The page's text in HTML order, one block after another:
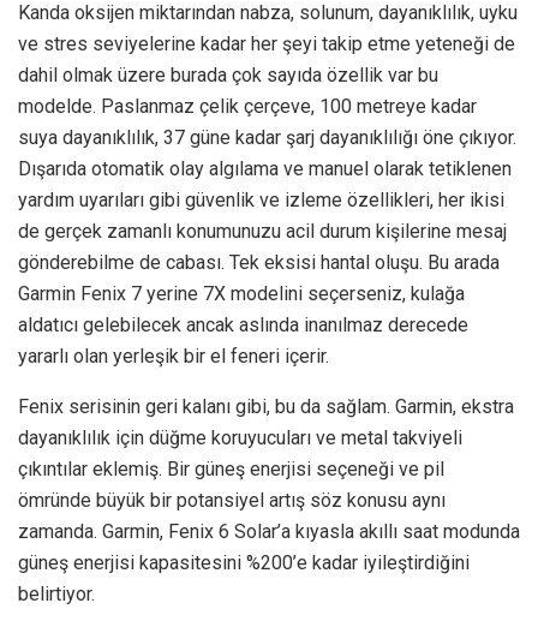
Kanda oksijen miktarından nabza, solunum, dayanıklılık, uyku
ve stres seviyelerine kadar her şeyi takip etme yeteneği de
dahil olmak üzere burada çok sayıda özellik var bu
modelde. Paslanmaz çelik çerçeve, 100 metreye kadar
suya dayanıklılık, 37 güne kadar şarj dayanıklılığı öne çıkıyor.
Dışarıda otomatik olay algılama ve manuel olarak tetiklenen
yardım uyarıları gibi güvenlik ve izleme özellikleri, her ikisi
de gerçek zamanlı konumunuzu acil durum kişilerine mesaj
gönderebilme de cabası. Tek eksisi hantal oluşu. Bu arada
Garmin Fenix 7 yerine 7X modelini seçerseniz, kulağa
aldatıcı gelebilecek ancak aslında inanılmaz derecede
yararlı olan yerleşik bir el feneri içerir.
Fenix serisinin geri kalanı gibi, bu da sağlam. Garmin, ekstra
dayanıklılık için düğme koruyucuları ve metal takviyeli
çıkıntılar eklemiş. Bir güneş enerjisi seçeneği ve pil
ömründe büyük bir potansiyel artış söz konusu aynı
zamanda. Garmin, Fenix 6 Solar’a kıyasla akıllı saat modunda
güneş enerjisi kapasitesini %200’e kadar iyileştirdiğini
belirtiyor.